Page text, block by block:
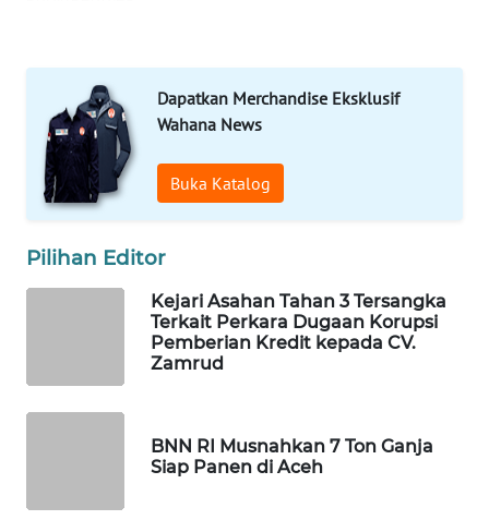
Dapatkan Merchandise Eksklusif
Wahana News
Buka Katalog
Pilihan Editor
Kejari Asahan Tahan 3 Tersangka
Terkait Perkara Dugaan Korupsi
Pemberian Kredit kepada CV.
Zamrud
BNN RI Musnahkan 7 Ton Ganja
Siap Panen di Aceh
MARTABAT
NET
PLN
WATCH
PORTAL